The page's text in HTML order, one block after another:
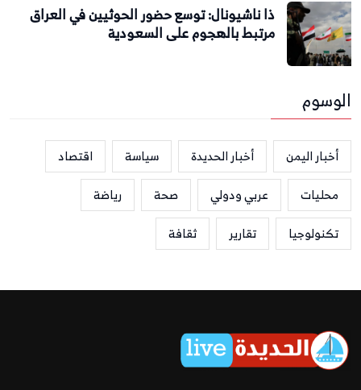
ذا ناشيونال: توسع حضور الحوثيين في العراق
مرتبط بالهجوم على السعودية
الوسوم
أخبار اليمن أخبار الحديدة سياسة
اقتصاد
محليات
عربي ودولي صحة
رياضة
تكنولوجيا
تقارير ثقافة